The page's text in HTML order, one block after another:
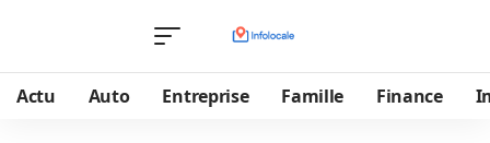
Actu Auto Entreprise Famille Finance